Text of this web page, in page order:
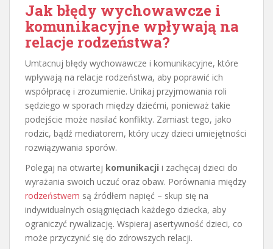
Jak błędy wychowawcze i
komunikacyjne wpływają na
relacje rodzeństwa?
Umtacnuj błędy wychowawcze i komunikacyjne, które
wpływają na relacje rodzeństwa, aby poprawić ich
współpracę i zrozumienie. Unikaj przyjmowania roli
sędziego w sporach między dziećmi, ponieważ takie
podejście może nasilać konflikty. Zamiast tego, jako
rodzic, bądź mediatorem, który uczy dzieci umiejętności
rozwiązywania sporów.
Polegaj na otwartej komunikacji i zachęcaj dzieci do
wyrażania swoich uczuć oraz obaw. Porównania między
rodzeństwem są źródłem napięć – skup się na
indywidualnych osiągnięciach każdego dziecka, aby
ograniczyć rywalizację. Wspieraj asertywność dzieci, co
może przyczynić się do zdrowszych relacji.